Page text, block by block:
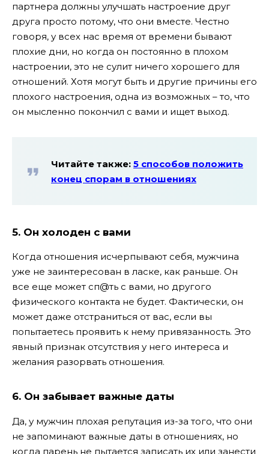
партнера должны улучшать настроение друг
друга просто потому, что они вместе. Честно
говоря, у всех нас время от времени бывают
плохие дни, но когда он постоянно в плохом
настроении, это не сулит ничего хорошего для
отношений. Хотя могут быть и другие причины его
плохого настроения, одна из возможных – то, что
он мысленно покончил с вами и ищет выход.
Читайте также: 5 способов положить
конец спорам в отношениях
5. Он холоден с вами
Когда отношения исчерпывают себя, мужчина
уже не заинтересован в ласке, как раньше. Он
все еще может сп@ть с вами, но другого
физического контакта не будет. Фактически, он
может даже отстраниться от вас, если вы
попытаетесь проявить к нему привязанность. Это
явный признак отсутствия у него интереса и
желания разорвать отношения.
6. Он забывает важные даты
Да, у мужчин плохая репутация из-за того, что они
не запоминают важные даты в отношениях, но
когда парень не пытается записать их или занести